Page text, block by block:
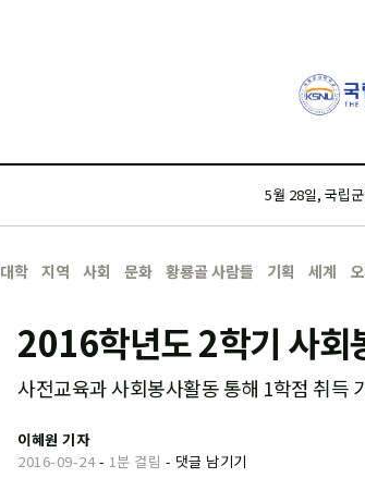
5월 28일, 국립
대학 지역 사회 문화 황룡골 사람들 기획 세계
2016학년도 2학기 사회
사전교육과 사회봉사활동 통해 1학점 취득
이혜원 기자
2016-09-24- 1분 걸림 - 댓글 남기기